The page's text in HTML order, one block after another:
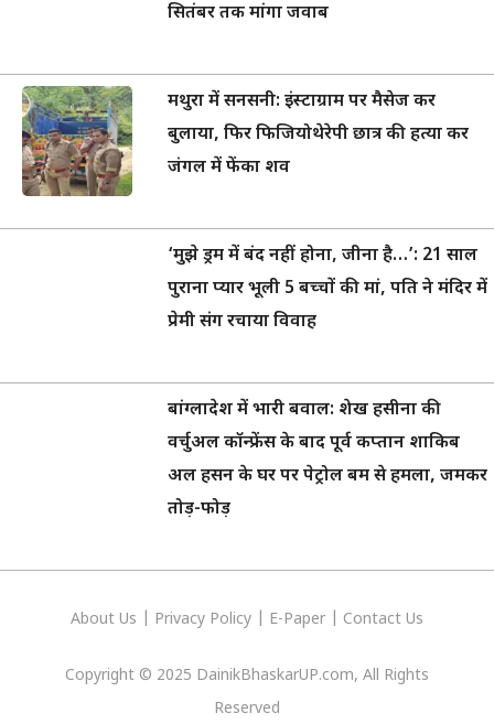
सितंबर तक मांगा जवाब
मथुरा में सनसनी: इंस्टाग्राम पर मैसेज कर
बुलाया, फिर फिजियोथेरेपी छात्र की हत्या कर
जंगल में फेंका शव
‘मुझे ड्रम में बंद नहीं होना, जीना है…’: 21 साल
पुराना प्यार भूली 5 बच्चों की मां, पति ने मंदिर में
प्रेमी संग रचाया विवाह
बांग्लादेश में भारी बवाल: शेख हसीना की
वर्चुअल कॉन्फ्रेंस के बाद पूर्व कप्तान शाकिब
अल हसन के घर पर पेट्रोल बम से हमला, जमकर
तोड़-फोड़
About Us Privacy Policy E-Paper Contact Us
Copyright © 2025 DainikBhaskarUP.com, All Rights
Reserved